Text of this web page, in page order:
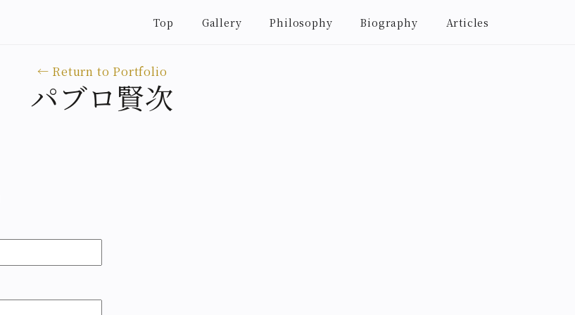
Top Gallery Philosophy Biography Articles
← Return to Portfolio
パブロ賢次